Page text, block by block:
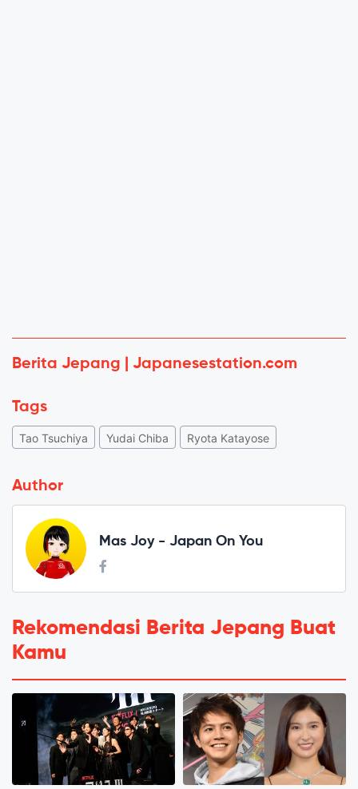
Berita Jepang | Japanesestation.com
Tags
Tao Tsuchiya Yudai Chiba Ryota Katayose
Author
Mas Joy - Japan On You
Rekomendasi Berita Jepang Buat
Kamu